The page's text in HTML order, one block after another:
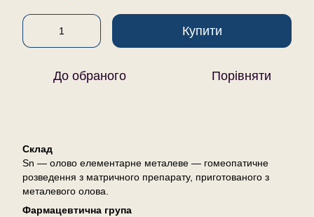
Купити
До обраного Порівняти
Склад
Sn — олово елементарне металеве — гомеопатичне
розведення з матричного препарату, приготованого з
металевого олова.
Фармацевтична група